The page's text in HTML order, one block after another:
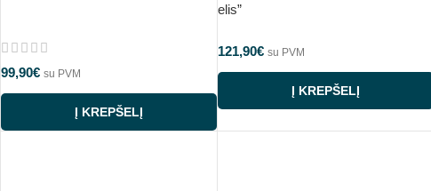
99,90€ su PVM
Į KREPŠELĮ
elis”
121,90€ su PVM
Į KREPŠELĮ